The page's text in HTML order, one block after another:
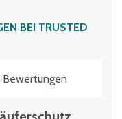
BEI TRUSTED